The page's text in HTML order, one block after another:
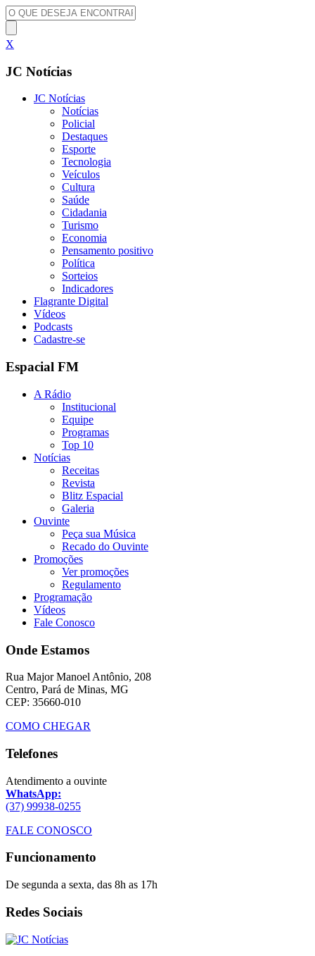
X
JC Notícias
JC Notícias
Notícias
Policial
Destaques
Esporte
Tecnologia
Veículos
Cultura
Saúde
Cidadania
Turismo
Economia
Pensamento positivo
Política
Sorteios
Indicadores
Flagrante Digital
Vídeos
Podcasts
Cadastre-se
Espacial FM
A Rádio
Institucional
Equipe
Programas
Top 10
Notícias
Receitas
Revista
Blitz Espacial
Galeria
Ouvinte
Peça sua Música
Recado do Ouvinte
Promoções
Ver promoções
Regulamento
Programação
Vídeos
Fale Conosco
Onde Estamos
Rua Major Manoel Antônio, 208
Centro, Pará de Minas, MG
CEP: 35660-010
COMO CHEGAR
Telefones
Atendimento a ouvinte
WhatsApp:
(37) 99938-0255
FALE CONOSCO
Funcionamento
De segunda a sexta, das 8h as 17h
Redes Sociais